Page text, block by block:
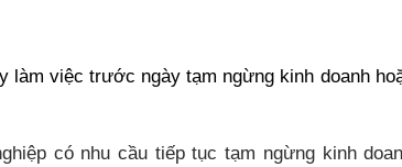
làm việc trước ngày tạm ngừng kinh doanh
có nhu cầu tiếp tục tạm ngừng kinh